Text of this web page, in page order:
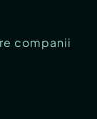
companii